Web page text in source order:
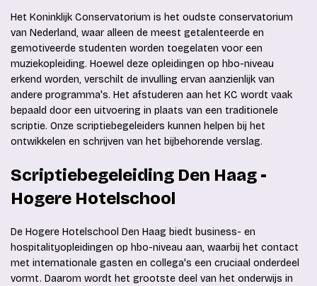
Het Koninklijk Conservatorium is het oudste conservatorium
van Nederland, waar alleen de meest getalenteerde en
gemotiveerde studenten worden toegelaten voor een
muziekopleiding. Hoewel deze opleidingen op hbo-niveau
erkend worden, verschilt de invulling ervan aanzienlijk van
andere programma's. Het afstuderen aan het KC wordt vaak
bepaald door een uitvoering in plaats van een traditionele
scriptie. Onze scriptiebegeleiders kunnen helpen bij het
ontwikkelen en schrijven van het bijbehorende verslag.
Scriptiebegeleiding Den Haag -
Hogere Hotelschool
De Hogere Hotelschool Den Haag biedt business- en
hospitalityopleidingen op hbo-niveau aan, waarbij het contact
met internationale gasten en collega's een cruciaal onderdeel
vormt. Daarom wordt het grootste deel van het onderwijs in